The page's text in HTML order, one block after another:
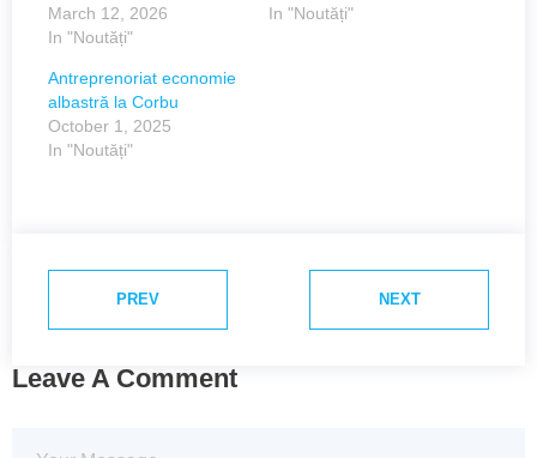
March 12, 2026
In "Noutăți"
In "Noutăți"
Antreprenoriat economie
albastră la Corbu
October 1, 2025
In "Noutăți"
PREV NEXT
Leave A Comment